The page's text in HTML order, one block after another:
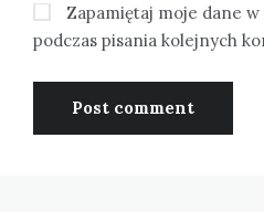
Zapamiętaj moje dane
podczas pisania kolejnych